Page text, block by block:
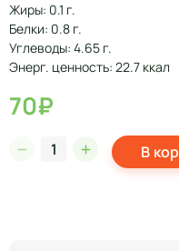
Жиры: 0.1 г.
Белки: 0.8 г.
Углеводы: 4.65 г.
Энерг. ценность: 22.7 ккал
70₽
В